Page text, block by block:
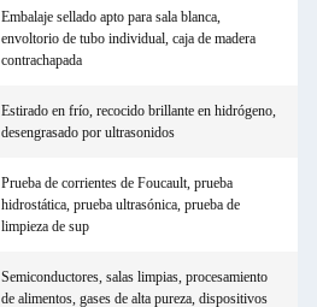
Embalaje sellado apto para sala blanca,
envoltorio de tubo individual, caja de madera
contrachapada
Estirado en frío, recocido brillante en hidrógeno,
desengrasado por ultrasonidos
Prueba de corrientes de Foucault, prueba
hidrostática, prueba ultrasónica, prueba de
limpieza de sup
Semiconductores, salas limpias, procesamiento
de alimentos, gases de alta pureza, dispositivos